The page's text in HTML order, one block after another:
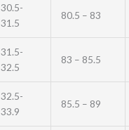
30.5-
31.5
80.5 – 83
31.5-
32.5
83 – 85.5
32.5-
33.9
85.5 – 89